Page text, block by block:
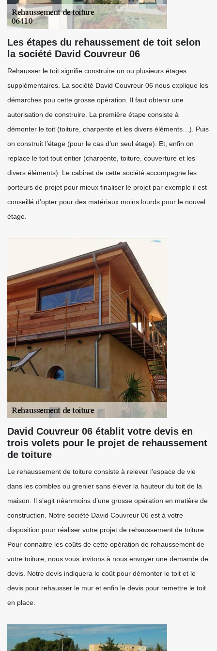
Les étapes du rehaussement de toit selon
la société David Couvreur 06
Rehausser le toit signifie construire un ou plusieurs étages
supplémentaires. La société David Couvreur 06 nous explique les
démarches pou cette grosse opération. Il faut obtenir une
autorisation de construire. La première étape consiste à
démonter le toit (toiture, charpente et les divers éléments…). Puis
on construit l’étage (pour le cas d’un seul étage). Et, enfin on
replace le toit tout entier (charpente, toiture, couverture et les
divers éléments). Le cabinet de cette société accompagne les
porteurs de projet pour mieux finaliser le projet par exemple il est
conseillé d’opter pour des matériaux moins lourds pour le nouvel
étage.
David Couvreur 06 établit votre devis en
trois volets pour le projet de rehaussement
de toiture
Le rehaussement de toiture consiste à relever l’espace de vie
dans les combles ou grenier sans élever la hauteur du toit de la
maison. Il s’agit néanmoins d’une grosse opération en matière de
construction. Notre société David Couvreur 06 est à votre
disposition pour réaliser votre projet de rehaussement de toiture.
Pour connaitre les coûts de cette opération de rehaussement de
votre toiture, nous vous invitons à nous envoyer une demande de
devis. Notre devis indiquera le coût pour démonter le toit et le
devis pour rehausser le mur et enfin le devis pour remettre le toit
en place.